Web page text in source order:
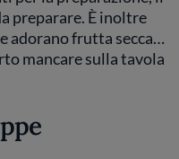
preparare. È inoltre
adorano frutta secca…
mancare sulla tavola